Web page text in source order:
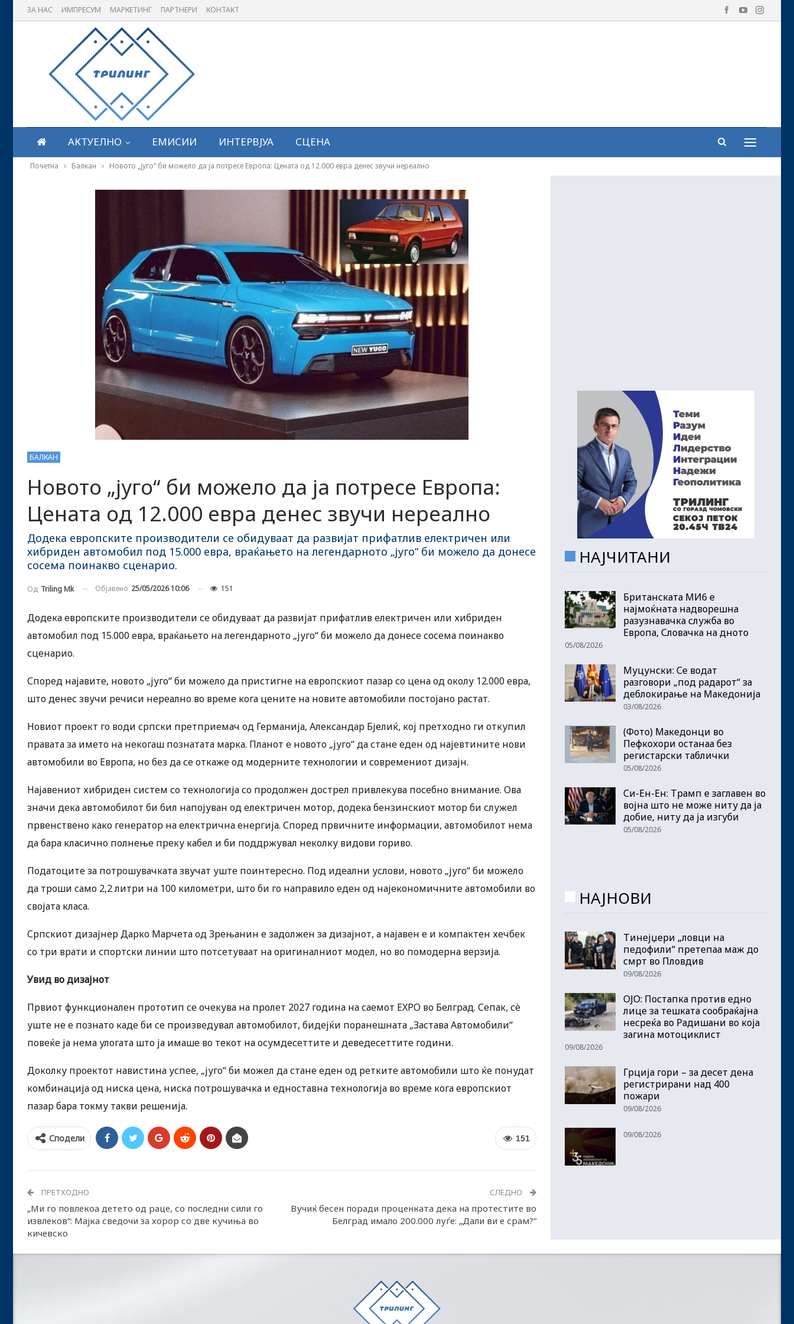
ЗА НАС ИМПРЕСУМ МАРКЕТИНГ ПАРТНЕРИ КОНТАКТ
АКТУЕЛНО ЕМИСИИ ИНТЕРВЈУА СЦЕНА
Почетна Балкан Новото „југо“ би можело да ја потресе Европа: Цената од 12.000 евра денес звучи нереално
БАЛКАН
Новото „југо“ би можело да ја потресе Европа:
Цената од 12.000 евра денес звучи нереално
Додека европските производители се обидуваат да развијат прифатлив електричен или
хибриден автомобил под 15.000 евра, враќањето на легендарното „југо“ би можело да донесе
сосема поинакво сценарио.
Од Triling Mk Објавено 25/05/2026 10:06 151
Додека европските производители се обидуваат да развијат прифатлив електричен или хибриден
автомобил под 15.000 евра, враќањето на легендарното „југо“ би можело да донесе сосема поинакво
сценарио.
Според најавите, новото „југо“ би можело да пристигне на европскиот пазар со цена од околу 12.000 евра,
што денес звучи речиси нереално во време кога цените на новите автомобили постојано растат.
Новиот проект го води српски претприемач од Германија, Александар Бјелиќ, кој претходно ги откупил
правата за името на некогаш познатата марка. Планот е новото „југо“ да стане еден од најевтините нови
автомобили во Европа, но без да се откаже од модерните технологии и современиот дизајн.
Најавениот хибриден систем со технологија со продолжен дострел привлекува посебно внимание. Ова
значи дека автомобилот би бил напојуван од електричен мотор, додека бензинскиот мотор би служел
првенствено како генератор на електрична енергија. Според првичните информации, автомобилот нема
да бара класично полнење преку кабел и би поддржувал неколку видови гориво.
Податоците за потрошувачката звучат уште поинтересно. Под идеални услови, новото „југо“ би можело
да троши само 2,2 литри на 100 километри, што би го направило еден од најекономичните автомобили во
својата класа.
Српскиот дизајнер Дарко Марчета од Зрењанин е задолжен за дизајнот, а најавен е и компактен хечбек
со три врати и спортски линии што потсетуваат на оригиналниот модел, но во помодерна верзија.
Увид во дизајнот
Првиот функционален прототип се очекува на пролет 2027 година на саемот EXPO во Белград. Сепак, сè
уште не е познато каде би се произведувал автомобилот, бидејќи поранешната „Застава Автомобили“
повеќе ја нема улогата што ја имаше во текот на осумдесеттите и деведесеттите години.
Доколку проектот навистина успее, „југо“ би можел да стане еден од ретките автомобили што ќе понудат
комбинација од ниска цена, ниска потрошувачка и едноставна технологија во време кога европскиот
пазар бара токму такви решенија.
151
Сподели
ПРЕТХОДНО
„Ми го повлекоа детето од раце, со последни сили го
извлеков“: Мајка сведочи за хорор со две кучиња во
кичевско
СЛЕДНО
Вучиќ бесен поради проценката дека на протестите во
Белград имало 200.000 луѓе: „Дали ви е срам?“
НАЈЧИТАНИ
Британската МИ6 е
најмоќната надворешна
разузнавачка служба во
Европа, Словачка на дното
05/08/2026
Муцунски: Се водат
разговори „под радарот“ за
деблокирање на Македонија
03/08/2026
(Фото) Македонци во
Пефкохори останаа без
регистарски таблички
05/08/2026
Си-Ен-Ен: Трамп е заглавен во
војна што не може ниту да ја
добие, ниту да ја изгуби
05/08/2026
НАЈНОВИ
Тинејџери „ловци на
педофили“ претепаа маж до
смрт во Пловдив
09/08/2026
ОЈО: Постапка против едно
лице за тешката сообраќајна
несреќа во Радишани во која
загина мотоциклист
09/08/2026
Грција гори – за десет дена
регистрирани над 400
пожари
09/08/2026
09/08/2026